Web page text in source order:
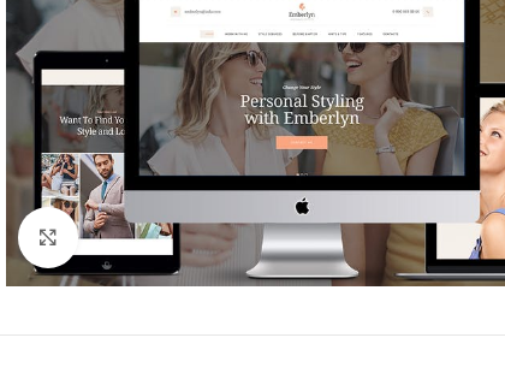
Click to enlarge